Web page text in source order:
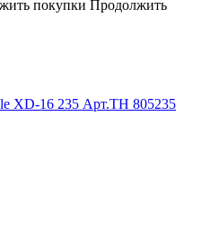
покупки Продолжить
XD-16 235 Арт.TH 805235